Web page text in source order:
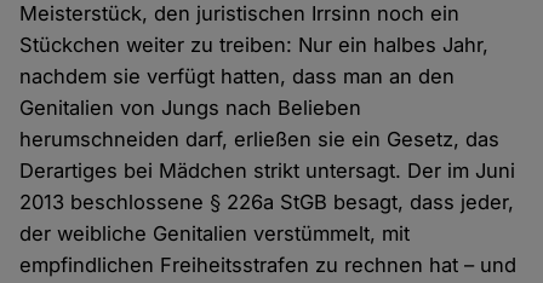
Meisterstück, den juristischen Irrsinn noch ein
Stückchen weiter zu treiben: Nur ein halbes Jahr,
nachdem sie verfügt hatten, dass man an den
Genitalien von Jungs nach Belieben
herumschneiden darf, erließen sie ein Gesetz, das
Derartiges bei Mädchen strikt untersagt. Der im Juni
2013 beschlossene § 226a StGB besagt, dass jeder,
der weibliche Genitalien verstümmelt, mit
empfindlichen Freiheitsstrafen zu rechnen hat – und